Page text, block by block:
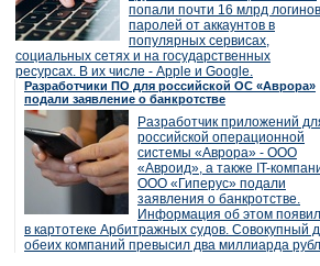
попали почти 16 млрд
паролей от аккаунтов в
популярных сервисах,
социальных сетях и на государственных
ресурсах. В их числе - Apple и Google.
Разработчики ПО для российской ОС «Аврора»
подали заявление о банкротстве
Разработчик приложений
российской операционной
системы «Аврора» - ООО
«Авроид», а также IT-
ООО «Гиперус» подали
заявления о банкротстве.
Информация об этом
в картотеке Арбитражных судов. Совокупный
обеих компаний превысил два миллиарда